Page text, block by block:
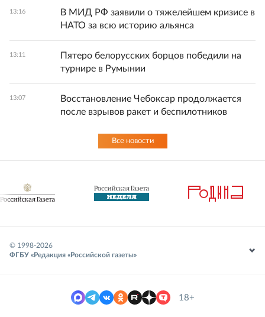
13:16
В МИД РФ заявили о тяжелейшем кризисе в
НАТО за всю историю альянса
13:11
Пятеро белорусских борцов победили на
турнире в Румынии
13:07
Восстановление Чебоксар продолжается
после взрывов ракет и беспилотников
Все новости
© 1998-2026
ФГБУ «Редакция «Российской газеты»
18+